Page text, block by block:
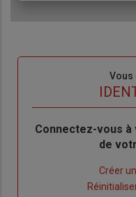
Vous
Body
Connectez-vous
de
Créer